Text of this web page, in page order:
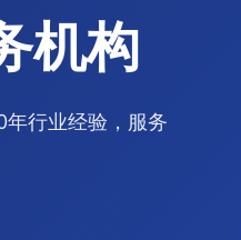
机构
行业经验，服务